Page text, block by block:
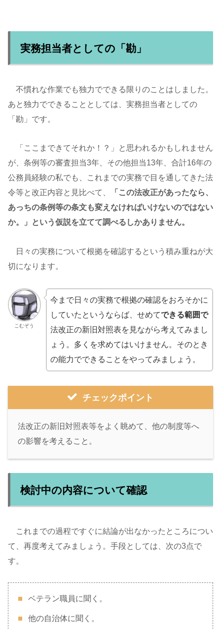
実務担当者としての「勘」
不慣れな作業でも独力でできる限りのことはしました。
あと独力でできることとしては、実務担当者としての
「勘」です。
「ここまできてそれか！？」と思われるかもしれません
が、条例等の審査担当3年、その他担当13年、合計16年の
公務員経験の私でも、これまでの実務で目を通してきた法
令等と改正内容と見比べて、
「この法改正があったなら、
あっちの条例等の条文も変えなければいけないのではない
か。」という仮説を立てて調べるしかありません。
日々の実務について根拠を確認するという積み重ねが大
切になります。
こむぞう
今まで日々の実務で根拠の確認をおろそかに
していたというならば、せめてできる範囲で
法改正の新旧対照表を見ながら考えてみまし
ょう。多くを求めてはいけません。そのとき
の能力でできることをやってみましょう。
チェックポイント
法改正の新旧対照表等をよく眺めて、他の制度等へ
の影響を考えること。
検討中の内容について確認
これまでの過程ですぐに結論が出なかったところについ
て、再度考えてみましょう。手段としては、次の3点で
す。
ベテラン職員に聞く。
他の自治体に聞く。